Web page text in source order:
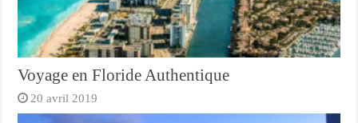
Voyage en Floride Authentique
20 avril 2019